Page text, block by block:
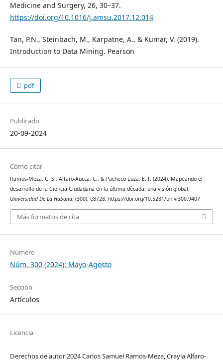
Medicine and Surgery, 26, 30–37.
https://doi.org/10.1016/j.amsu.2017.12.014
Tan, P.N., Steinbach, M., Karpatne, A., & Kumar, V. (2019).
Introduction to Data Mining. Pearson
pdf
Publicado
20-09-2024
Cómo citar
Ramos-Meza, C. S., Alfaro-Aucca, C., & Pacheco Luza, E. F. (2024). Mapeando el
desarrollo de la Ciencia Ciudadana en la última década: una visión global.
Universidad De La Habana, (300), e8728. https://doi.org/10.5281/uh.vi300.9407
Más formatos de cita
Número
Núm. 300 (2024): Mayo-Agosto
Sección
Artículos
Licencia
Derechos de autor 2024 Carlos Samuel Ramos-Meza, Crayla Alfaro-